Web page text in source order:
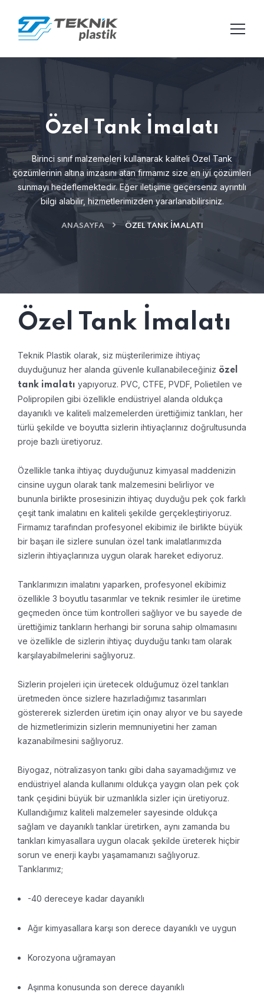
Özel Tank İmalatı
Birinci sınıf malzemeleri kullanarak kaliteli Özel Tank
çözümlerinin altına imzasını atan firmamız size en iyi çözümleri
sunmayı hedeflemektedir. Eğer iletişime geçerseniz ayrıntılı
bilgi alabilir, hizmetlerimizden yararlanabilirsiniz.
ANASAYFA ÖZEL TANK İMALATI
Özel Tank İmalatı
Teknik Plastik olarak, siz müşterilerimize ihtiyaç
duyduğunuz her alanda güvenle kullanabileceğiniz özel
tank imalatı yapıyoruz. PVC, CTFE, PVDF, Polietilen ve
Polipropilen gibi özellikle endüstriyel alanda oldukça
dayanıklı ve kaliteli malzemelerden ürettiğimiz tankları, her
türlü şekilde ve boyutta sizlerin ihtiyaçlarınız doğrultusunda
proje bazlı üretiyoruz.
Özellikle tanka ihtiyaç duyduğunuz kimyasal maddenizin
cinsine uygun olarak tank malzemesini belirliyor ve
bununla birlikte prosesinizin ihtiyaç duyduğu pek çok farklı
çeşit tank imalatını en kaliteli şekilde gerçekleştiriyoruz.
Firmamız tarafından profesyonel ekibimiz ile birlikte büyük
bir başarı ile sizlere sunulan özel tank imalatlarımızda
sizlerin ihtiyaçlarınıza uygun olarak hareket ediyoruz.
Tanklarımızın imalatını yaparken, profesyonel ekibimiz
özellikle 3 boyutlu tasarımlar ve teknik resimler ile üretime
geçmeden önce tüm kontrolleri sağlıyor ve bu sayede de
ürettiğimiz tankların herhangi bir soruna sahip olmamasını
ve özellikle de sizlerin ihtiyaç duyduğu tankı tam olarak
karşılayabilmelerini sağlıyoruz.
Sizlerin projeleri için üretecek olduğumuz özel tankları
üretmeden önce sizlere hazırladığımız tasarımları
göstererek sizlerden üretim için onay alıyor ve bu sayede
de hizmetlerimizin sizlerin memnuniyetini her zaman
kazanabilmesini sağlıyoruz.
Biyogaz, nötralizasyon tankı gibi daha sayamadığımız ve
endüstriyel alanda kullanımı oldukça yaygın olan pek çok
tank çeşidini büyük bir uzmanlıkla sizler için üretiyoruz.
Kullandığımız kaliteli malzemeler sayesinde oldukça
sağlam ve dayanıklı tanklar üretirken, aynı zamanda bu
tankları kimyasallara uygun olacak şekilde üreterek hiçbir
sorun ve enerji kaybı yaşamamanızı sağlıyoruz.
Tanklarımız;
-40 dereceye kadar dayanıklı
Ağır kimyasallara karşı son derece dayanıklı ve uygun
Korozyona uğramayan
Aşınma konusunda son derece dayanıklı